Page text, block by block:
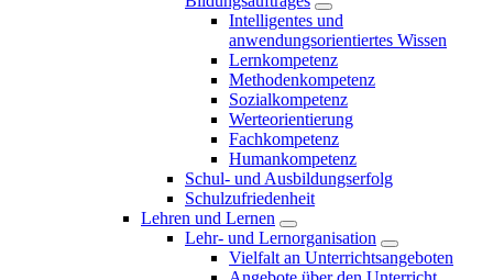
Intelligentes und
anwendungsorientiertes Wissen
Lernkompetenz
Methodenkompetenz
Sozialkompetenz
Werteorientierung
Fachkompetenz
Humankompetenz
Schul- und Ausbildungserfolg
Schulzufriedenheit
Lehren und Lernen
Lehr- und Lernorganisation
Vielfalt an Unterrichtsangeboten